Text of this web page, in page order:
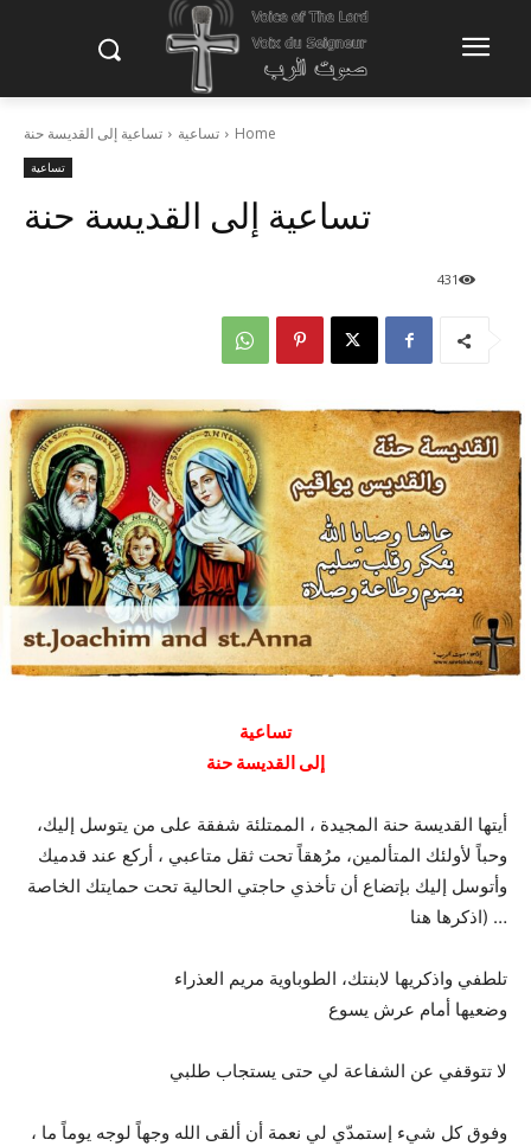
Home تساعية تساعية إلى القديسة حنة
تساعية
تساعية إلى القديسة حنة
431
تساعية
إلى القديسة حنة
أيتها القديسة حنة المجيدة ، الممتلئة شفقة على من يتوسل إليك،
وحباً لأولئك المتألمين، مرُهقاً تحت ثقل متاعبي ، أركع عند قدميك
وأتوسل إليك بإتضاع أن تأخذي حاجتي الحالية تحت حمايتك الخاصة
… (اذكرها هنا
تلطفي واذكريها لابنتك، الطوباوية مريم العذراء
وضعيها أمام عرش يسوع
لا تتوقفي عن الشفاعة لي حتى يستجاب طلبي
وفوق كل شيء إستمدّي لي نعمة أن ألقى الله وجهاً لوجه يوماً ما ،